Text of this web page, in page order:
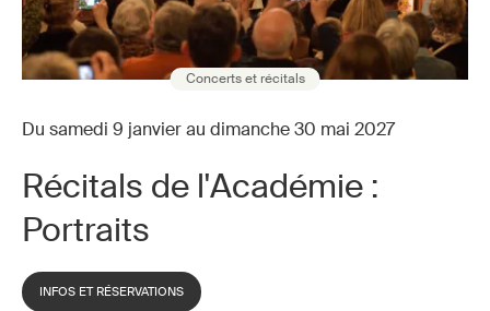
Concerts et récitals
Du samedi 9 janvier au dimanche 30 mai 2027
Récitals de l'Académie :
Portraits
INFOS ET RÉSERVATIONS